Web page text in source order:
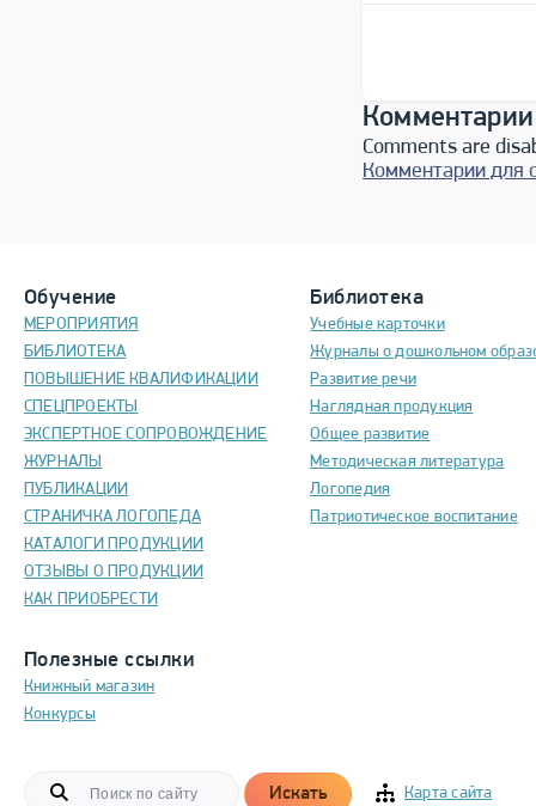
Comments are
Комментарии для
Обучение
МЕРОПРИЯТИЯ
БИБЛИОТЕКА
ПОВЫШЕНИЕ КВАЛИФИКАЦИИ
СПЕЦПРОЕКТЫ
ЭКСПЕРТНОЕ СОПРОВОЖДЕНИЕ
ЖУРНАЛЫ
ПУБЛИКАЦИИ
СТРАНИЧКА ЛОГОПЕДА
КАТАЛОГИ ПРОДУКЦИИ
ОТЗЫВЫ О ПРОДУКЦИИ
КАК ПРИОБРЕСТИ
Полезные ссылки
Книжный магазин
Конкурсы
Библиотека
Учебные карточки
Журналы о дошкольном
Развитие речи
Наглядная продукция
Общее развитие
Методическая литература
Логопедия
Патриотическое воспитание
Искать Карта сайта